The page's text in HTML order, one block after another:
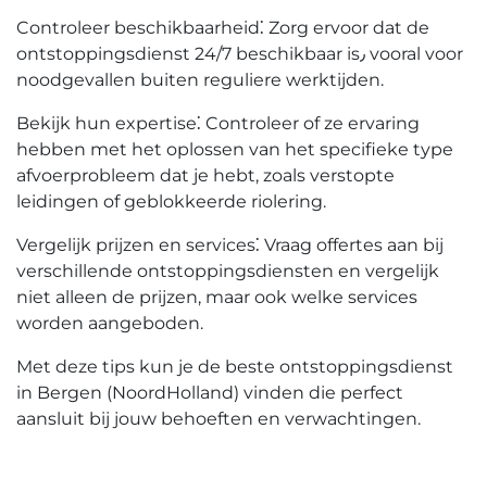
Controleer beschikbaarheid⁚ Zorg ervoor dat de
ontstoppingsdienst 24/7 beschikbaar is٫ vooral voor
noodgevallen buiten reguliere werktijden.
Bekijk hun expertise⁚ Controleer of ze ervaring
hebben met het oplossen van het specifieke type
afvoerprobleem dat je hebt, zoals verstopte
leidingen of geblokkeerde riolering.​
Vergelijk prijzen en services⁚ Vraag offertes aan bij
verschillende ontstoppingsdiensten en vergelijk
niet alleen de prijzen, maar ook welke services
worden aangeboden.
Met deze tips kun je de beste ontstoppingsdienst
in Bergen (NoordHolland) vinden die perfect
aansluit bij jouw behoeften en verwachtingen.​